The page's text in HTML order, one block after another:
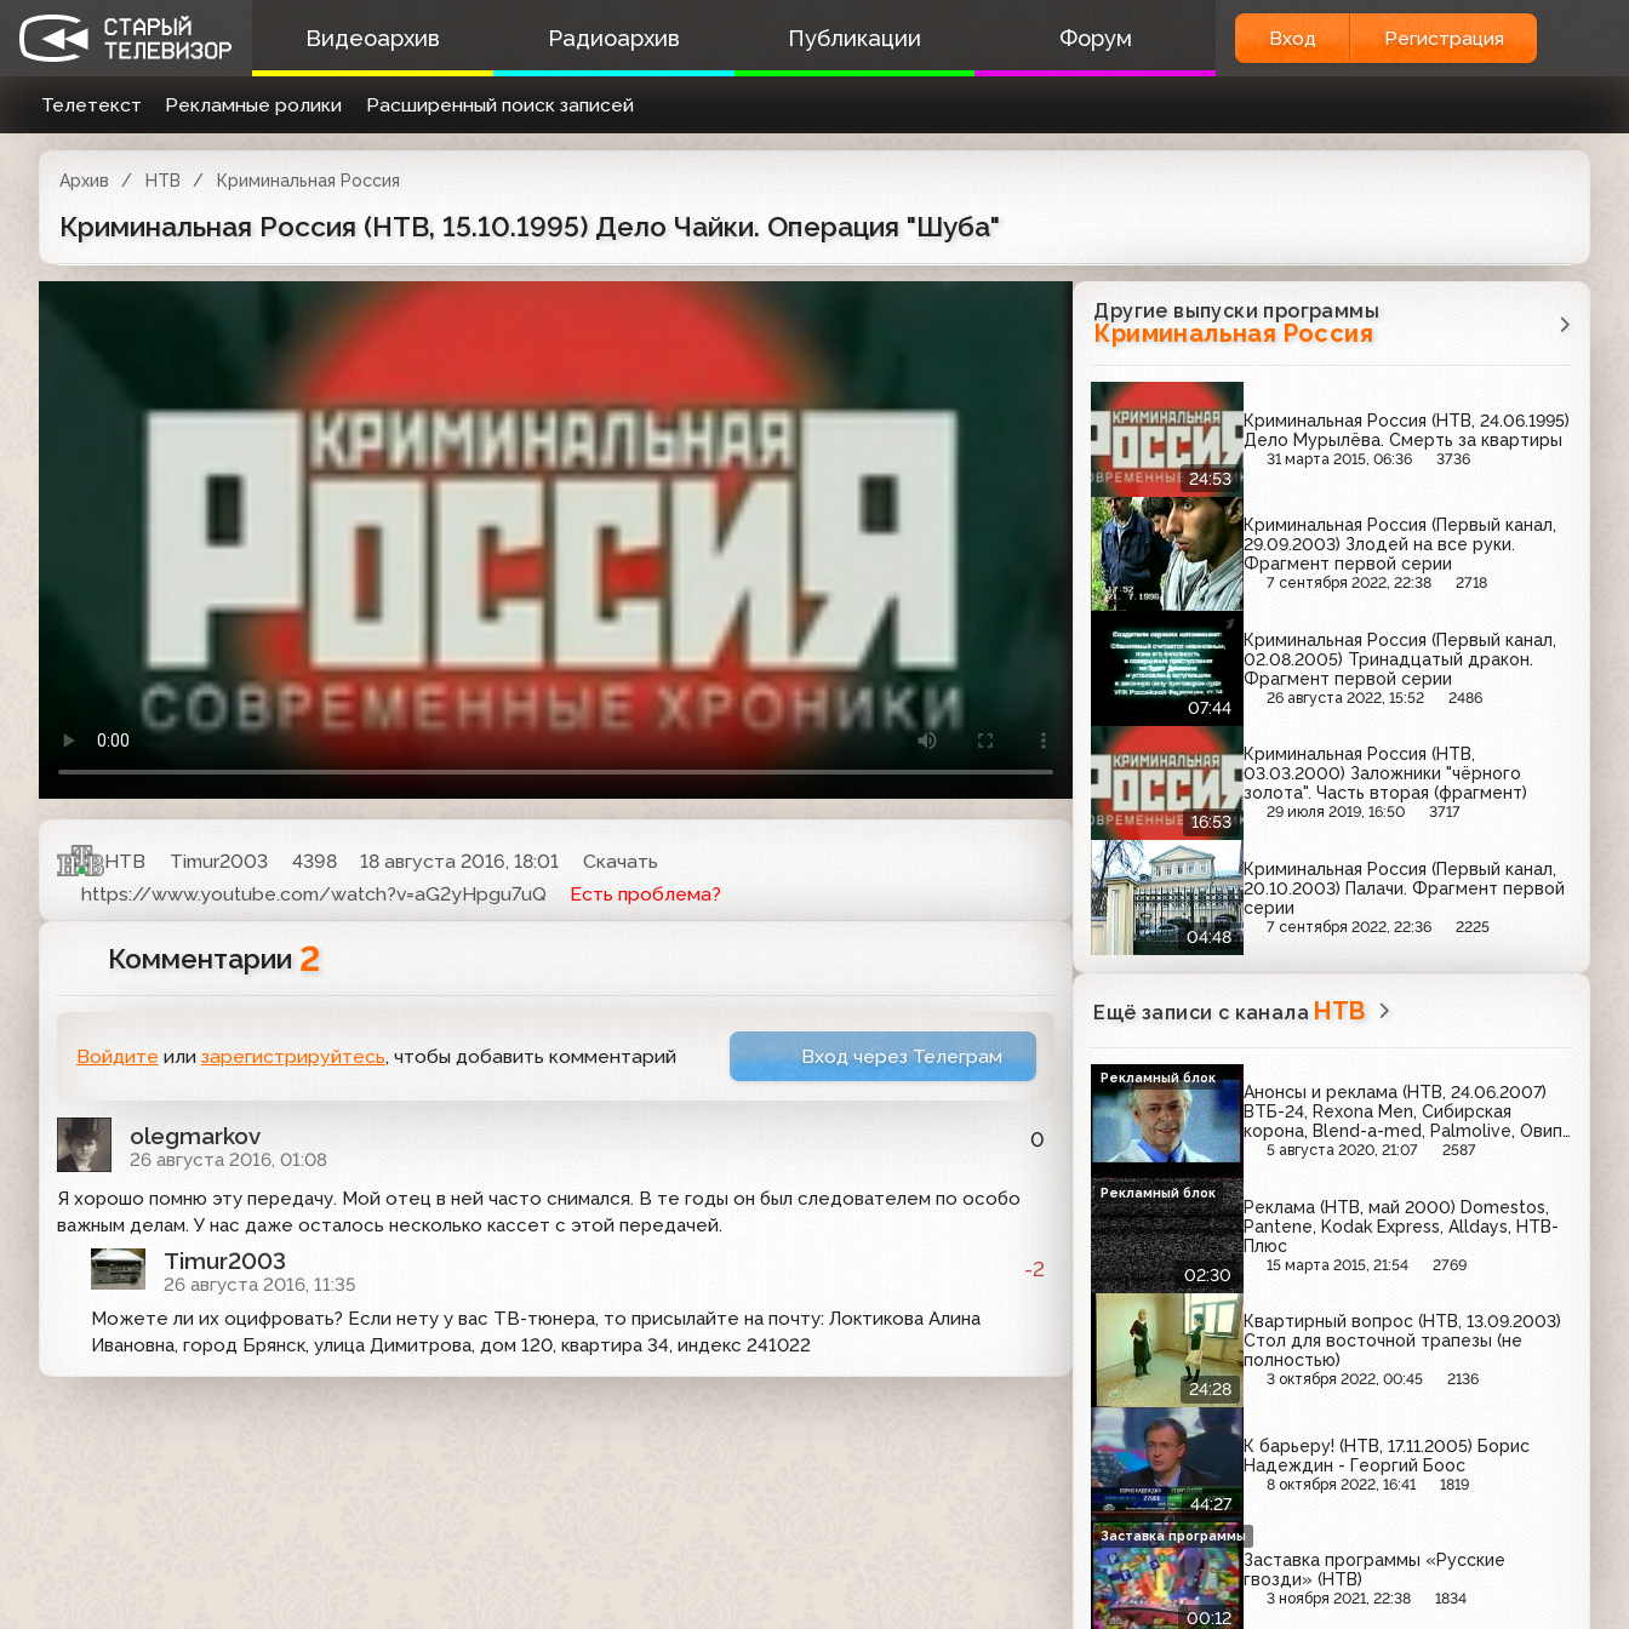
Видеоархив Радиоархив Публикации Форум Вход Регистрация
Телетекст Рекламные ролики Расширенный поиск записей
Архив НТВ Криминальная Россия
Криминальная Россия (НТВ, 15.10.1995) Дело Чайки. Операция "Шуба"
НТВ Timur2003 4398 18 августа 2016, 18:01
Скачать
https://www.youtube.com/watch?v=aG2yHpgu7uQ
Есть проблема?
Комментарии 2
Войдите или зарегистрируйтесь, чтобы добавить комментарий Вход через Телеграм
olegmarkov
26 августа 2016, 01:08
0
Я хорошо помню эту передачу. Мой отец в ней часто снимался. В те годы он был следователем по особо
важным делам. У нас даже осталось несколько кассет с этой передачей.
Timur2003
26 августа 2016, 11:35
-2
Можете ли их оцифровать? Если нету у вас ТВ-тюнера, то присылайте на почту: Локтикова Алина
Ивановна, город Брянск, улица Димитрова, дом 120, квартира 34, индекс 241022
Другие выпуски программы
Криминальная Россия
24:53
Криминальная Россия (НТВ, 24.06.1995)
Дело Мурылёва. Смерть за квартиры
31 марта 2015, 06:36 3736
Криминальная Россия (Первый канал,
29.09.2003) Злодей на все руки.
Фрагмент первой серии
7 сентября 2022, 22:38 2718
07:44
Криминальная Россия (Первый канал,
02.08.2005) Тринадцатый дракон.
Фрагмент первой серии
26 августа 2022, 15:52 2486
16:53
Криминальная Россия (НТВ,
03.03.2000) Заложники "чёрного
золота". Часть вторая (фрагмент)
29 июля 2019, 16:50 3717
04:48
Криминальная Россия (Первый канал,
20.10.2003) Палачи. Фрагмент первой
серии
7 сентября 2022, 22:36 2225
Ещё записи с канала НТВ
Анонсы и реклама (НТВ, 24.06.2007)
ВТБ-24, Rexona Men, Сибирская
корона, Blend-a-med, Palmolive, Овип
Локос, Johnson's,
5 августа 2020, 21:07 2587
Рекламный блок
02:30
Реклама (НТВ, май 2000) Domestos,
Pantene, Kodak Express, Alldays, НТВ-
Плюс
15 марта 2015, 21:54 2769
Рекламный блок
24:28
Квартирный вопрос (НТВ, 13.09.2003)
Стол для восточной трапезы (не
полностью)
3 октября 2022, 00:45 2136
44:27
К барьеру! (НТВ, 17.11.2005) Борис
Надеждин - Георгий Боос
8 октября 2022, 16:41 1819
00:12
Заставка программы «Русские
гвозди» (НТВ)
3 ноября 2021, 22:38 1834
Заставка программы